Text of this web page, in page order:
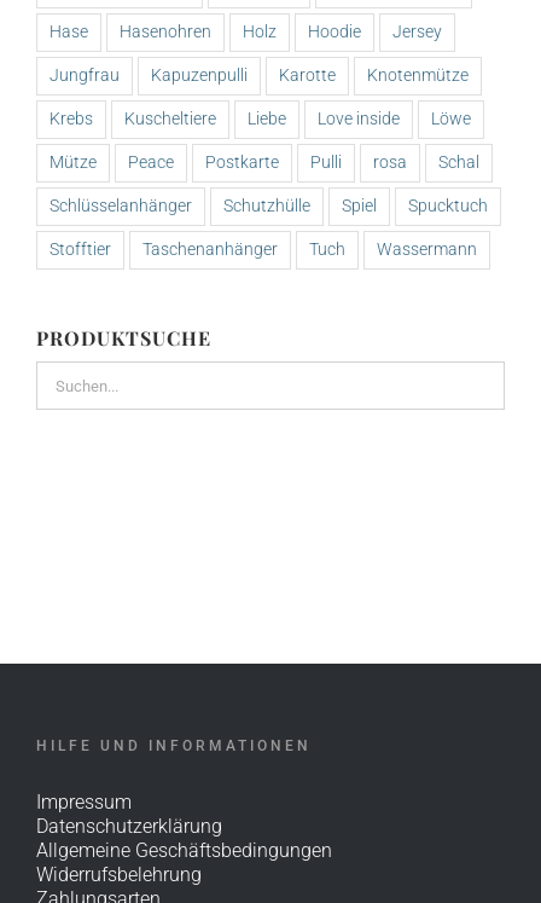
Hase Hasenohren Holz Hoodie Jersey
Jungfrau Kapuzenpulli Karotte Knotenmütze
Krebs Kuscheltiere Liebe Love inside Löwe
Mütze Peace Postkarte Pulli rosa Schal
Schlüsselanhänger Schutzhülle Spiel Spucktuch
Stofftier Taschenanhänger Tuch Wassermann
PRODUKTSUCHE
HILFE UND INFORMATIONEN
Impressum
Datenschutzerklärung
Allgemeine Geschäftsbedingungen
Widerrufsbelehrung